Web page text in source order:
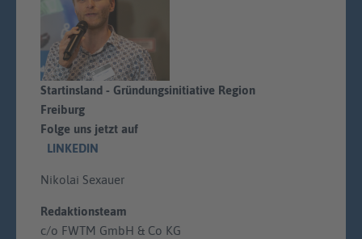
Startinsland - Gründungsinitiative Region
Freiburg
Folge uns jetzt auf
LINKEDIN
Nikolai Sexauer
Redaktionsteam
c/o FWTM GmbH & Co KG